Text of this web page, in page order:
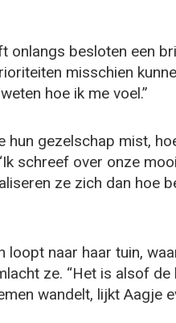
onlangs besloten een
misschien
hoe ik me voel.”
gezelschap mist,
schreef over onze
ze zich dan hoe
loopt naar haar tuin,
ze. “Het is alsof
wandelt, lijkt Aagje